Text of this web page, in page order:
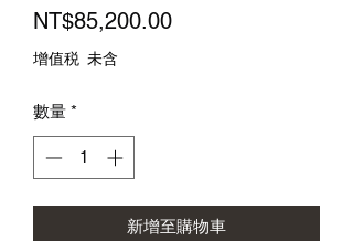
NT$85,200.00促
增值税 未含
數量 *
新增至購物車